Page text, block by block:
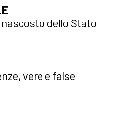
dello Stato
vere e false